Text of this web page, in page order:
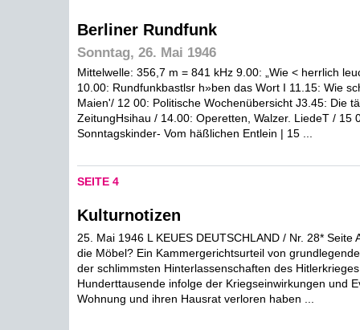
Berliner Rundfunk
Sonntag, 26. Mai 1946
Mittelwelle: 356,7 m = 841 kHz 9.00: „Wie < herrlich
10.00: Rundfunkbastlsr h»ben das Wort I 11.15: Wie
Maien'/ 12 00: Politische Wochenübersicht J3.45: Die
ZeitungHsihau / 14.00: Operetten, Walzer. LiedeT / 15
Sonntagskinder- Vom häßlichen Entlein | 15 ...
SEITE 4
Kulturnotizen
25. Mai 1946 L KEUES DEUTSCHLAND / Nr. 28* Seite
die Möbel? Ein Kammergerichtsurteil von
der schlimmsten Hinterlassenschaften des
Hunderttausende infolge der Kriegseinwirkungen und
Wohnung und ihren Hausrat verloren haben ...